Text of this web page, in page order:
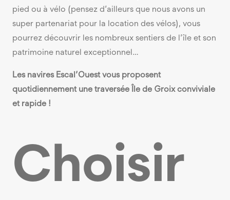
pied ou à vélo (pensez d’ailleurs que nous avons un
super partenariat pour la location des vélos), vous
pourrez découvrir les nombreux sentiers de l’île et son
patrimoine naturel exceptionnel…
Les navires Escal’Ouest vous proposent
quotidiennement une traversée Île de Groix conviviale
et rapide !
Choisir